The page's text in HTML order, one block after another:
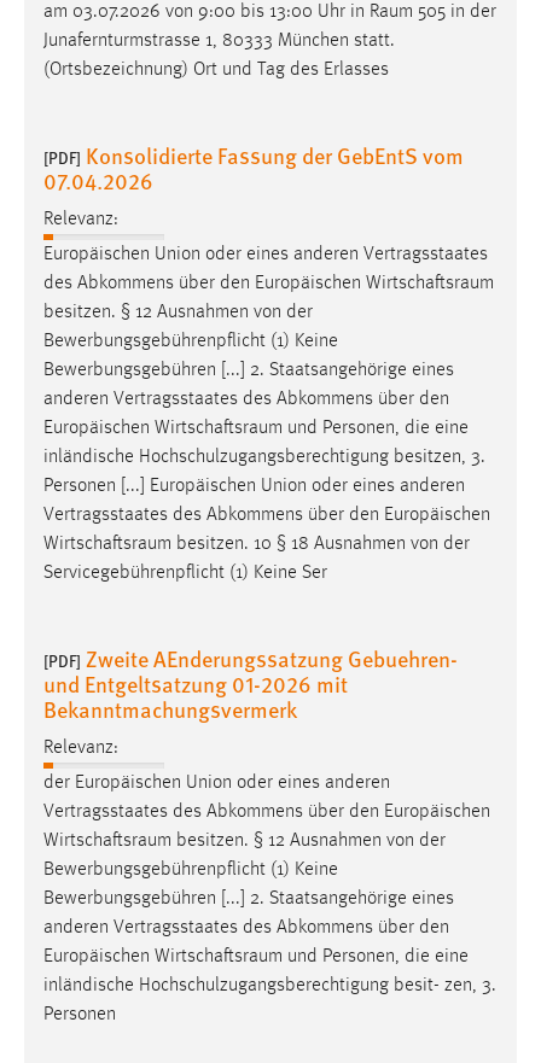
am 03.07.2026 von 9:00 bis 13:00 Uhr in Raum 505 in der
Junafernturmstrasse 1, 80333 München statt.
(Ortsbezeichnung) Ort und Tag des Erlasses
[PDF] Konsolidierte Fassung der GebEntS vom
07.04.2026
Relevanz:
Europäischen Union oder eines anderen Vertragsstaates
des Abkommens über den Europäischen Wirtschaftsraum
besitzen. § 12 Ausnahmen von der
Bewerbungsgebührenpflicht (1) Keine
Bewerbungsgebühren [...] 2. Staatsangehörige eines
anderen Vertragsstaates des Abkommens über den
Europäischen Wirtschaftsraum und Personen, die eine
inländische Hochschulzugangsberechtigung besitzen, 3.
Personen [...] Europäischen Union oder eines anderen
Vertragsstaates des Abkommens über den Europäischen
Wirtschaftsraum besitzen. 10 § 18 Ausnahmen von der
Servicegebührenpflicht (1) Keine Ser
[PDF] Zweite AEnderungssatzung Gebuehren-
und Entgeltsatzung 01-2026 mit
Bekanntmachungsvermerk
Relevanz:
der Europäischen Union oder eines anderen
Vertragsstaates des Abkommens über den Europäischen
Wirtschaftsraum besitzen. § 12 Ausnahmen von der
Bewerbungsgebührenpflicht (1) Keine
Bewerbungsgebühren [...] 2. Staatsangehörige eines
anderen Vertragsstaates des Abkommens über den
Europäischen Wirtschaftsraum und Personen, die eine
inländische Hochschulzugangsberechtigung besit- zen, 3.
Personen
Login
Zweck:
Dieser Cookie ist notwendig um sich an der Website
einloggen zu können.
Cookie Laufzeit:
24 Stunden
STATISTIK
Statistik Cookies erfassen Informationen anonym.
Diese Informationen helfen uns zu verstehen, wie
unsere Besucher unsere Website nutzen.
Matomo
Zweck:
Zugriffsstatistik
Cookie Laufzeit:
Max. 13 Monate
MARKETING
Marketing Cookies werden von Drittanbietern
verwendet, um personalisierte Werbung anzuzeigen.
Sie tun dies, indem sie Besucher über Websites